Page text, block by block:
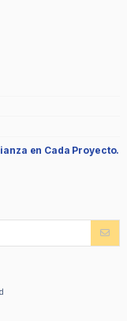
en Cada Proyecto.